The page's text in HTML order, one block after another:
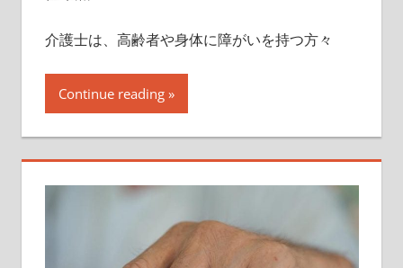
介護士は、高齢者や身体に障がいを持つ方々
Continue reading